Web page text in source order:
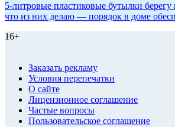
5-литровые пластиковые бутылки берегу
что из них делаю — порядок в доме
16+
Заказать рекламу
Условия перепечатки
О сайте
Лицензионное соглашение
Частые вопросы
Пользовательское соглашение